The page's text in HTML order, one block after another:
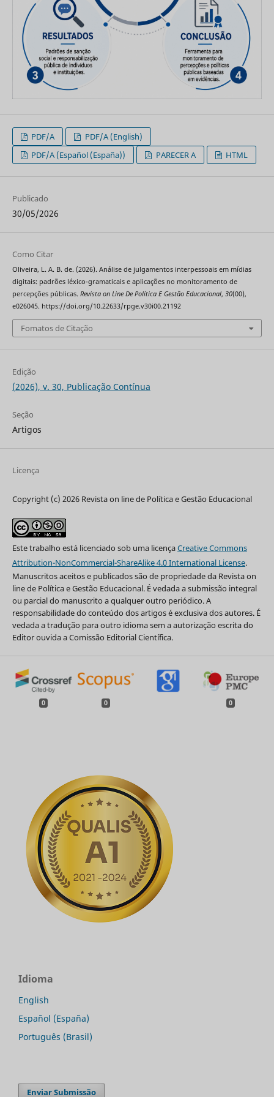
PDF/A
PDF/A (English)
PDF/A (Español (España))
PARECER A HTML
Publicado
30/05/2026
Como Citar
Oliveira, L. A. B. de. (2026). Análise de julgamentos interpessoais em mídias
digitais: padrões léxico-gramaticais e aplicações no monitoramento de
percepções públicas. Revista on Line De Política E Gestão Educacional, 30(00),
e026045. https://doi.org/10.22633/rpge.v30i00.21192
Fomatos de Citação
Edição
(2026), v. 30, Publicação Contínua
Seção
Artigos
Licença
Copyright (c) 2026 Revista on line de Política e Gestão Educacional
Este trabalho está licenciado sob uma licençaCreative Commons
Attribution-NonCommercial-ShareAlike 4.0 International License.
Manuscritos aceitos e publicados são de propriedade da Revista on
line de Política e Gestão Educacional. É vedada a submissão integral
ou parcial do manuscrito a qualquer outro periódico. A
responsabilidade do conteúdo dos artigos é exclusiva dos autores. É
vedada a tradução para outro idioma sem a autorização escrita do
Editor ouvida a Comissão Editorial Científica.
0 0 0
Idioma
English
Español (España)
Português (Brasil)
Enviar Submissão